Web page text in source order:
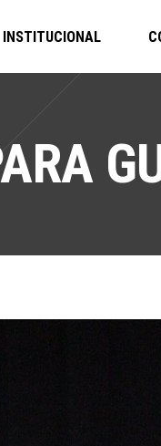
INSTITUCIONAL